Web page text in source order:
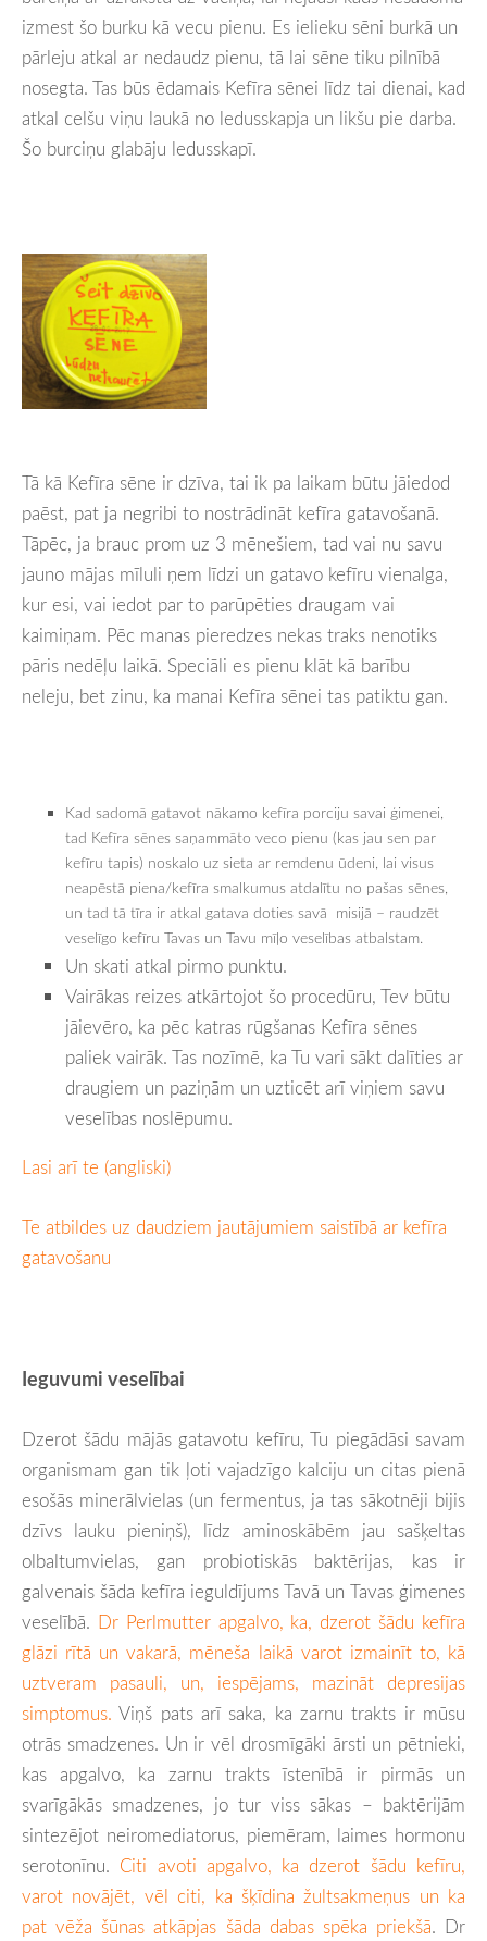
izmest šo burku kā vecu pienu. Es ielieku sēni burkā un
pārleju atkal ar nedaudz pienu, tā lai sēne tiku pilnībā
nosegta. Tas būs ēdamais Kefīra sēnei līdz tai dienai, kad
atkal celšu viņu laukā no ledusskapja un likšu pie darba.
Šo burciņu glabāju ledusskapī.
Tā kā Kefīra sēne ir dzīva, tai ik pa laikam būtu jāiedod
paēst, pat ja negribi to nostrādināt kefīra gatavošanā.
Tāpēc, ja brauc prom uz 3 mēnešiem, tad vai nu savu
jauno mājas mīluli ņem līdzi un gatavo kefīru vienalga,
kur esi, vai iedot par to parūpēties draugam vai
kaimiņam. Pēc manas pieredzes nekas traks nenotiks
pāris nedēļu laikā. Speciāli es pienu klāt kā barību
neleju, bet zinu, ka manai Kefīra sēnei tas patiktu gan.
Kad sadomā gatavot nākamo kefīra porciju savai ģimenei,
tad Kefīra sēnes saņammāto veco pienu (kas jau sen par
kefīru tapis) noskalo uz sieta ar remdenu ūdeni, lai visus
neapēstā piena/kefīra smalkumus atdalītu no pašas sēnes,
un tad tā tīra ir atkal gatava doties savā misijā – raudzēt
veselīgo kefīru Tavas un Tavu mīļo veselības atbalstam.
Un skati atkal pirmo punktu.
Vairākas reizes atkārtojot šo procedūru, Tev būtu
jāievēro, ka pēc katras rūgšanas Kefīra sēnes
paliek vairāk. Tas nozīmē, ka Tu vari sākt dalīties ar
draugiem un paziņām un uzticēt arī viņiem savu
veselības noslēpumu.
Lasi arī te (angliski)
Te atbildes uz daudziem jautājumiem saistībā ar kefīra
gatavošanu
Ieguvumi veselībai
Dzerot šādu mājās gatavotu kefīru, Tu piegādāsi savam
organismam gan tik ļoti vajadzīgo kalciju un citas pienā
esošās minerālvielas (un fermentus, ja tas sākotnēji bijis
dzīvs lauku pieniņš), līdz aminoskābēm jau sašķeltas
olbaltumvielas, gan probiotiskās baktērijas, kas ir
galvenais šāda kefīra ieguldījums Tavā un Tavas ģimenes
veselībā. Dr Perlmutter apgalvo, ka, dzerot šādu kefīra
glāzi rītā un vakarā, mēneša laikā varot izmainīt to, kā
uztveram pasauli, un, iespējams, mazināt depresijas
simptomus. Viņš pats arī saka, ka zarnu trakts ir mūsu
otrās smadzenes. Un ir vēl drosmīgāki ārsti un pētnieki,
kas apgalvo, ka zarnu trakts īstenībā ir pirmās un
svarīgākās smadzenes, jo tur viss sākas – baktērijām
sintezējot neiromediatorus, piemēram, laimes hormonu
serotonīnu. Citi avoti apgalvo, ka dzerot šādu kefīru,
varot novājēt, vēl citi, ka šķīdina žultsakmeņus un ka
pat vēža šūnas atkāpjas šāda dabas spēka priekšā. Dr